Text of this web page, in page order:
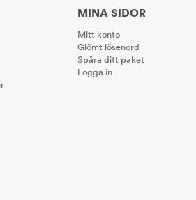
MINA SIDOR
Mitt konto
Glömt lösenord
Spåra ditt paket
Logga in